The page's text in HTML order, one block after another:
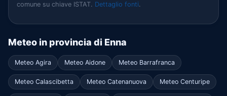
comune su chiave ISTAT. Dettaglio fonti.
Meteo in provincia di Enna
Meteo Agira Meteo Aidone Meteo Barrafranca
Meteo Calascibetta Meteo Catenanuova Meteo Centuripe